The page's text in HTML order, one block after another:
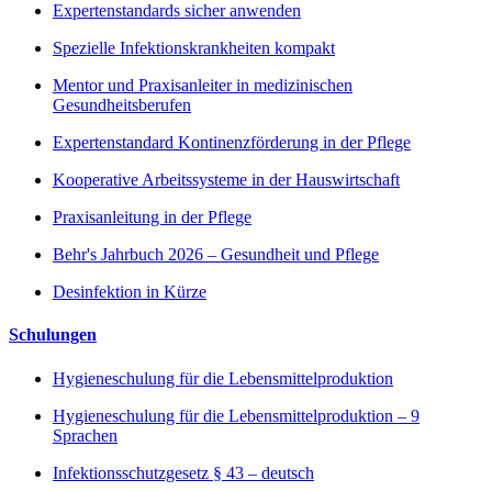
Expertenstandards sicher anwenden
Spezielle Infektionskrankheiten kompakt
Mentor und Praxisanleiter in medizinischen
Gesundheitsberufen
Expertenstandard Kontinenzförderung in der Pflege
Kooperative Arbeitssysteme in der Hauswirtschaft
Praxisanleitung in der Pflege
Behr's Jahrbuch 2026 – Gesundheit und Pflege
Desinfektion in Kürze
Schulungen
Hygieneschulung für die Lebensmittelproduktion
Hygieneschulung für die Lebensmittelproduktion – 9
Sprachen
Infektionsschutzgesetz § 43 – deutsch